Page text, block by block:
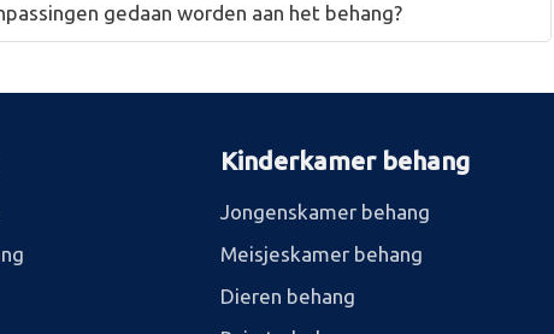
gedaan worden aan het behang?
Kinderkamer behang
Jongenskamer behang
Meisjeskamer behang
Dieren behang